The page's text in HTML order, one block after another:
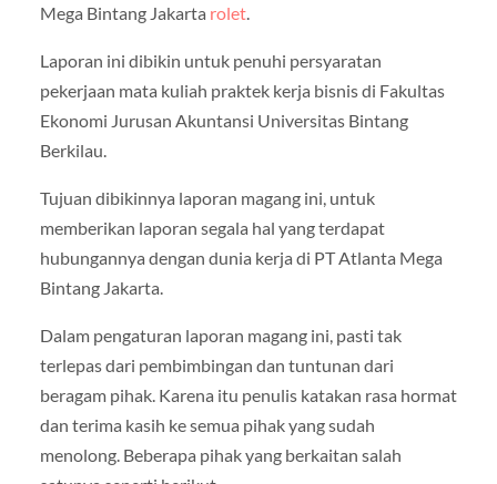
Mega Bintang Jakarta rolet.
Laporan ini dibikin untuk penuhi persyaratan
pekerjaan mata kuliah praktek kerja bisnis di Fakultas
Ekonomi Jurusan Akuntansi Universitas Bintang
Berkilau.
Tujuan dibikinnya laporan magang ini, untuk
memberikan laporan segala hal yang terdapat
hubungannya dengan dunia kerja di PT Atlanta Mega
Bintang Jakarta.
Dalam pengaturan laporan magang ini, pasti tak
terlepas dari pembimbingan dan tuntunan dari
beragam pihak. Karena itu penulis katakan rasa hormat
dan terima kasih ke semua pihak yang sudah
menolong. Beberapa pihak yang berkaitan salah